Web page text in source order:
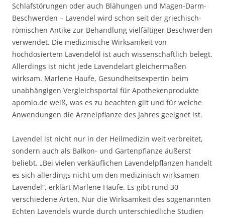
Schlafstörungen oder auch Blähungen und Magen-Darm-
Beschwerden – Lavendel wird schon seit der griechisch-
römischen Antike zur Behandlung vielfältiger Beschwerden
verwendet. Die medizinische Wirksamkeit von
hochdosiertem Lavendelöl ist auch wissenschaftlich belegt.
Allerdings ist nicht jede Lavendelart gleichermaßen
wirksam. Marlene Haufe, Gesundheitsexpertin beim
unabhängigen Vergleichsportal für Apothekenprodukte
apomio.de weiß, was es zu beachten gilt und für welche
Anwendungen die Arzneipflanze des Jahres geeignet ist.
Lavendel ist nicht nur in der Heilmedizin weit verbreitet,
sondern auch als Balkon- und Gartenpflanze äußerst
beliebt. „Bei vielen verkäuflichen Lavendelpflanzen handelt
es sich allerdings nicht um den medizinisch wirksamen
Lavendel“, erklärt Marlene Haufe. Es gibt rund 30
verschiedene Arten. Nur die Wirksamkeit des sogenannten
Echten Lavendels wurde durch unterschiedliche Studien